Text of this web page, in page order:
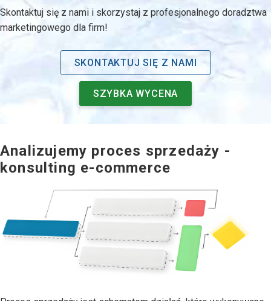
Skontaktuj się z nami i skorzystaj z profesjonalnego doradztwa
marketingowego dla firm!
SKONTAKTUJ SIĘ Z NAMI
SZYBKA WYCENA
Analizujemy proces sprzedaży -
konsulting e-commerce